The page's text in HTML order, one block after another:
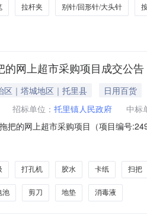
拉杆夹 别针/回形针/大头针
网上超市采购项目成交公告
区｜塔城地区｜托里县 日用百货
招标单位： 托里镇人民政府 中标
把的网上超市采购项目（项目编号
维吾尔自治区塔城地区托里县报价
打孔机 胶水 卡纸 扫把
池 剪刀 地垫 消毒液